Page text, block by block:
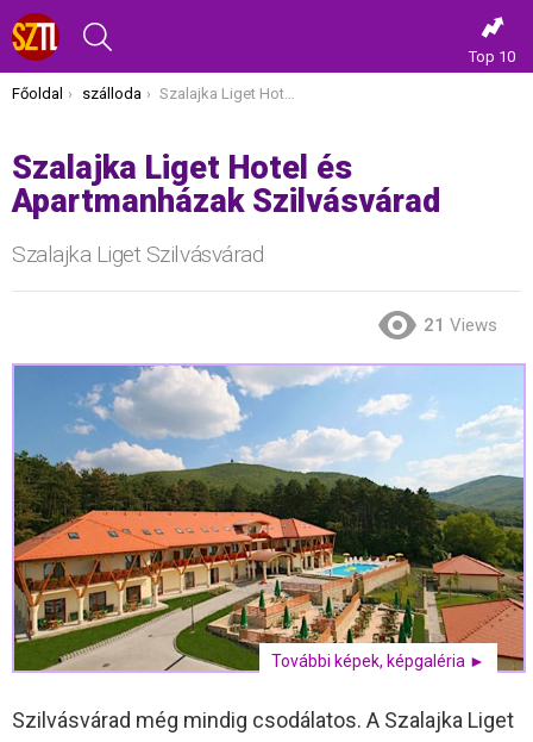
Top 10
Itt vagy most:
Főoldal szálloda Szalajka Liget Hotel és Apartmanházak Szilvásvárad
Szalajka Liget Hotel és
Apartmanházak Szilvásvárad
Szalajka Liget Szilvásvárad
21 Views
További képek, képgaléria ►
Szilvásvárad még mindig csodálatos. A Szalajka Liget